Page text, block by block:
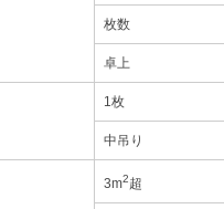
枚数
卓上
1枚
中吊り
3m2超